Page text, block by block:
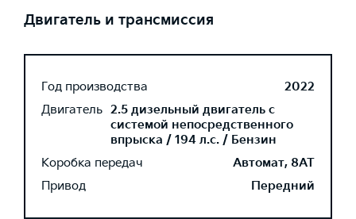
Двигатель и трансмиссия
Год производства
2022
Двигатель 2.5 дизельный двигатель с
системой непосредственного
впрыска / 194 л.с. / Бензин
Коробка передач
Автомат, 8AT
Привод
Передний